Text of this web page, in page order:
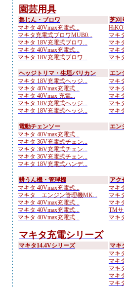
園芸用具
集じん・ブロワ
マキタ 40Vmax充電式...
マキタ充電式ブロワMUB0...
マキタ 18V充電式ブロワ...
マキタ 40Vmax充電式...
マキタ 18V充電式ブロワ...
芝刈
マキ
マキ
マキ
マキ
ヘッジトリマ・生垣バリカン
マキタ 18V充電式ヘッジ...
マキタ 40Vmax充電式...
マキタ 40Vmax 充電...
マキタ 18V充電式ヘッジ...
マキタ 18V充電式ヘッジ...
エン
マキ
マキ
マキ
マキ
マキ
電動チェンソー
マキタ 40Vmax充電式...
マキタ 36V充電式チェン...
マキタ 36V充電式チェン...
マキタ 36V充電式チェン...
マキタ 18V充電式ハンデ...
エン
耕うん機・管理機
マキタ 40Vmax充電式...
マキタ エンジン管理機MK...
マキタ 40Vmax充電式...
マキタ 40Vmax充電式...
マキタ 40Vmax充電式...
アク
マキ
マキ
マキ
TM
マキ
マキタ充電シリーズ
マキタ14.4Vシリーズ
マキ
マキ
マキ
マキ
マキ
マキ